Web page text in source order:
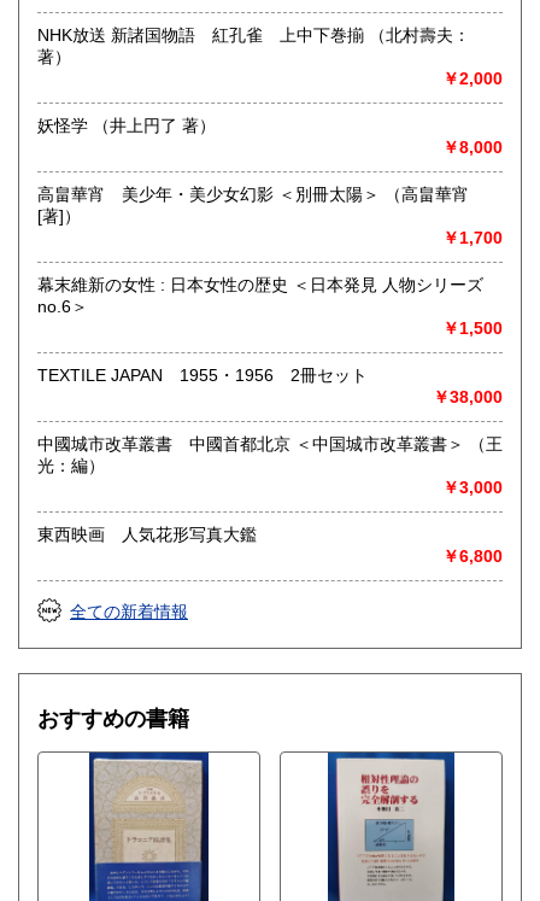
書籍の買取について
-
取り扱い分野
哲学宗教、歴史、美術工芸、趣味、サブカルチャー
NHK放送 新諸国物語 紅孔雀 上中下巻揃 （北村壽夫：
著）
￥2,000
妖怪学 （井上円了 著）
￥8,000
高畠華宵 美少年・美少女幻影 ＜別冊太陽＞ （高畠華宵
[著]）
￥1,700
幕末維新の女性 : 日本女性の歴史 ＜日本発見 人物シリーズ
no.6＞
￥1,500
TEXTILE JAPAN 1955・1956 2冊セット
￥38,000
中國城市改革叢書 中國首都北京 ＜中国城市改革叢書＞ （王
光：編）
￥3,000
東西映画 人気花形写真大鑑
￥6,800
全ての新着情報
おすすめの書籍